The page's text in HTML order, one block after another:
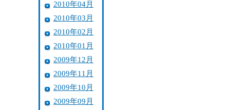
2010年04月
2010年03月
2010年02月
2010年01月
2009年12月
2009年11月
2009年10月
2009年09月